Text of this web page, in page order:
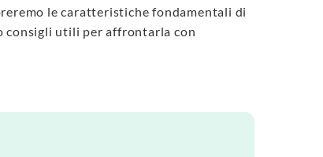
le caratteristiche fondamentali di
utili per affrontarla con